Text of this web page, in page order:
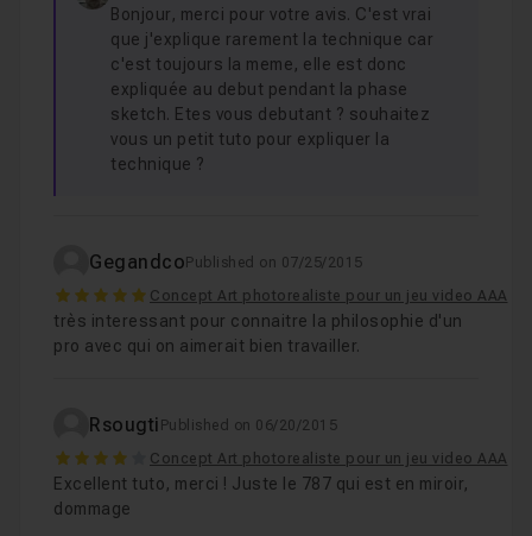
Bonjour, merci pour votre avis. C'est vrai
que j'explique rarement la technique car
c'est toujours la meme, elle est donc
expliquée au debut pendant la phase
sketch. Etes vous debutant ? souhaitez
vous un petit tuto pour expliquer la
technique ?
Gegandco Published on 07/25/2015
5 Concept Art photorealiste pour un jeu video AAA
très interessant pour connaitre la philosophie d'un
pro avec qui on aimerait bien travailler.
Rsougti Published on 06/20/2015
4 Concept Art photorealiste pour un jeu video AAA
Excellent tuto, merci ! Juste le 787 qui est en miroir,
dommage